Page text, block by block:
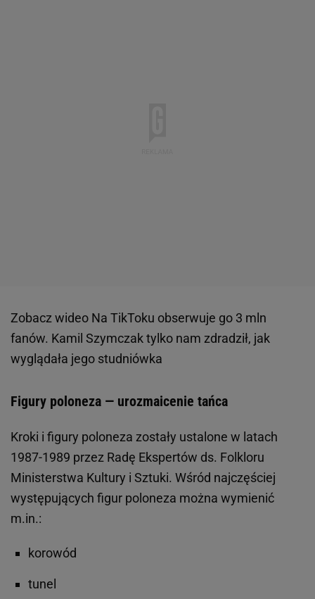
Zobacz wideo Na TikToku obserwuje go 3 mln
fanów. Kamil Szymczak tylko nam zdradził, jak
wyglądała jego studniówka
Figury poloneza — urozmaicenie tańca
Kroki i figury poloneza zostały ustalone w latach
1987-1989 przez Radę Ekspertów ds. Folkloru
Ministerstwa Kultury i Sztuki. Wśród najczęściej
występujących figur poloneza można wymienić
m.in.:
korowód
tunel